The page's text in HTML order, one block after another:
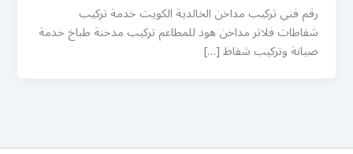
رقم فني تركيب مداخن الخالدية الكويت خدمة تركيب
شفاطات فلاتر مداخن هود للمطاعم تركيب مدخنة طباخ خدمة
صيانة وتركيب شفاط […]